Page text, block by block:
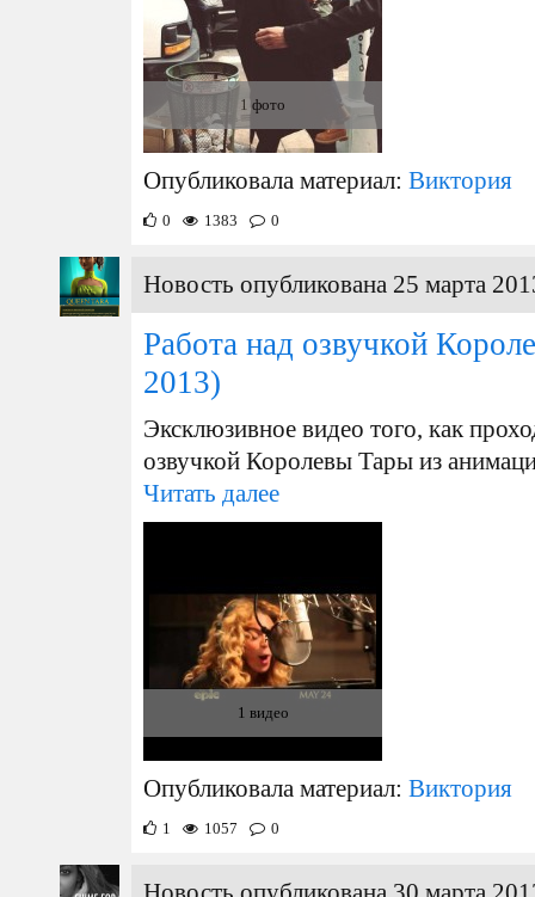
1 фото
Опубликовала материал: Виктория
0 1383 0
Новость опубликована 25 марта
Работа над озвучкой
2013)
Эксклюзивное видео того, как
озвучкой Королевы Тары из
Читать далее
1 видео
Опубликовала материал: Виктория
1 1057 0